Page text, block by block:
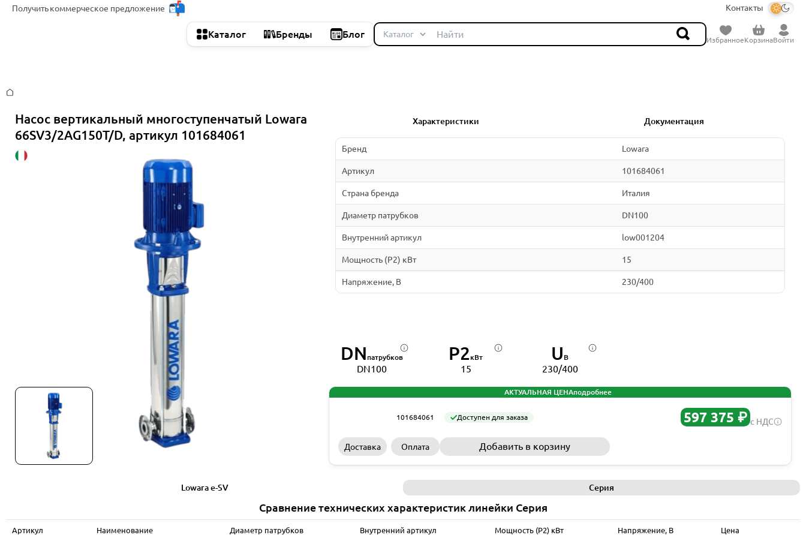
Получитькоммерческое предложение Контакты
Каталог Бренды Блог
ИзбранноеКорзинаВойти
Насос вертикальный многоступенчатый Lowara
66SV3/2AG150T/D, артикул 101684061
Характеристики Документация
Бренд Lowara
Артикул 101684061
Страна бренда Италия
Диаметр патрубков DN100
Внутренний артикул low001204
Мощность (P2) кВт 15
Напряжение, В 230/400
DN патрубков
DN100
P2кВт
15
U В
230/400
АКТУАЛЬНАЯ ЦЕНАподробнее
101684061 Доступен для заказа 597 375 ₽ с НДС
Доставка Оплата Добавить в корзину
Lowara e-SV Серия
Сравнение технических характеристик линейки Серия
Артикул Наименование Диаметр патрубков Внутренний артикул Мощность (P2) кВт Напряжение, В Цена